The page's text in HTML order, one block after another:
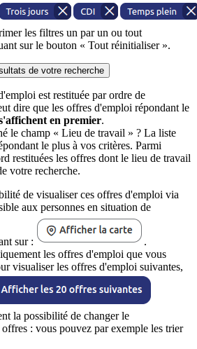
les filtres un par un ou tout
sur le bouton « Tout réinitialiser ».
de votre recherche
est restituée par ordre de
dire que les offres d'emploi répondant le
en premier.
le champ « Lieu de travail » ? La liste
le plus à vos critères. Parmi
restituées les offres dont le lieu de travail
votre recherche.
de visualiser ces offres d'emploi via
aux personnes en situation de
sur :
.
les offres d'emploi que vous
visualiser les offres d'emploi suivantes,
la possibilité de changer le
offres : vous pouvez par exemple les trier